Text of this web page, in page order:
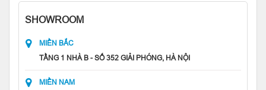
SHOWROOM
MIỀN BẮC
TẦNG 1 NHÀ B - SỐ 352 GIẢI PHÓNG, HÀ NỘI
MIỀN NAM